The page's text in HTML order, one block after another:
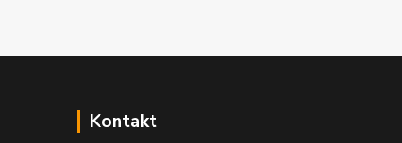
Kontakt